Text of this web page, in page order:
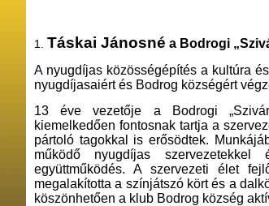
1. Táskai Jánosné a Bodrogi
A nyugdíjas közösségépítés a kultúra
nyugdíjasaiért és Bodrog községért
13 éve vezetője a Bodrogi
kiemelkedően fontosnak tartja a
pártoló tagokkal is erősödtek.
működő nyugdíjas
együttműködés. A szervezeti élet
megalakította a színjátszó kört és a
köszönhetően a klub Bodrog község